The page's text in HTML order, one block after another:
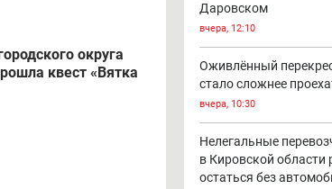
округа
квест «Вятка
Даровском
вчера, 12:10
Оживлённый
стало сложнее
вчера, 10:30
Нелегальные
в Кировской области
остаться без